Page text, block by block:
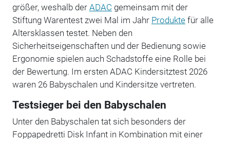
größer, weshalb der ADAC gemeinsam mit der
Stiftung Warentest zwei Mal im Jahr Produktefür alle
Altersklassen testet. Neben den
Sicherheitseigenschaften und der Bedienung sowie
Ergonomie spielen auch Schadstoffe eine Rolle bei
der Bewertung. Im ersten ADAC Kindersitztest 2026
waren 26 Babyschalen und Kindersitze vertreten.
Testsieger bei den Babyschalen
Unter den Babyschalen tat sich besonders der
Foppapedretti Disk Infant in Kombination mit einer